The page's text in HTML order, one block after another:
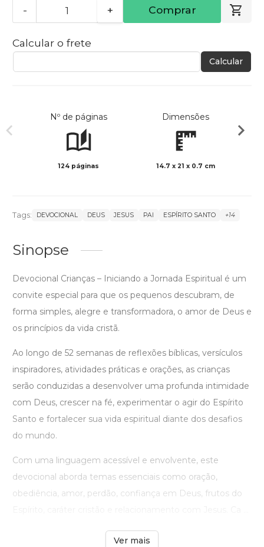
- + Comprar
Calcular o frete
Calcular
Nº de páginas
124 páginas
Dimensões
14.7 x 21 x 0.7 cm
Tags: DEVOCIONAL DEUS JESUS PAI ESPÍRITO SANTO +14
Sinopse
Devocional Crianças – Iniciando a Jornada Espiritual é um
convite especial para que os pequenos descubram, de
forma simples, alegre e transformadora, o amor de Deus e
os princípios da vida cristã.
Ao longo de 52 semanas de reflexões bíblicas, versículos
inspiradores, atividades práticas e orações, as crianças
serão conduzidas a desenvolver uma profunda intimidade
com Deus, crescer na fé, experimentar o agir do Espírito
Santo e fortalecer sua vida espiritual diante dos desafios
do mundo.
Com uma linguagem acessível e envolvente, este
devocional aborda temas essenciais como oração,
obediência, amor, perdão, confiança em Deus, frutos do
Ver mais